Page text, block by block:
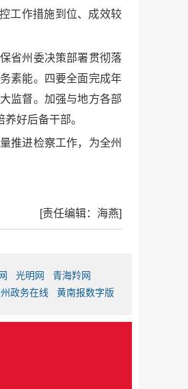
工作措施到位、成效较
省州委决策部署贯彻落
素能。四要全面完成年
监督。加强与地方各部
好后备干部。
推进检察工作，为全州
[责任编辑：海燕]
光明网
青海羚网
政务在线 黄南报数字版